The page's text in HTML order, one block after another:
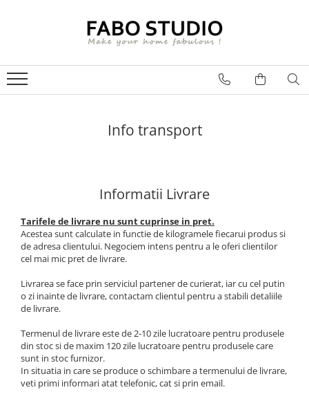
GRESIE INTERIOR
GRESIE EXTERIOR 2 CM
TREPTE DIN GRESIE
FAIANTA
MOBILIER DE INTERIOR
CANAPELE
Info transport
Informatii Livrare
Tarifele de livrare nu sunt cuprinse in pret.
Acestea sunt calculate in functie de kilogramele fiecarui produs si
de adresa clientului. Negociem intens pentru a le oferi clientilor
cel mai mic pret de livrare.
Livrarea se face prin serviciul partener de curierat, iar cu cel putin
o zi inainte de livrare, contactam clientul pentru a stabili detaliile
de livrare.
Termenul de livrare este de 2-10 zile lucratoare pentru produsele
din stoc si de maxim 120 zile lucratoare pentru produsele care
sunt in stoc furnizor.
In situatia in care se produce o schimbare a termenului de livrare,
veti primi informari atat telefonic, cat si prin email.